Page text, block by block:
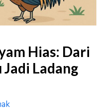
Hias: Dari
Ladang